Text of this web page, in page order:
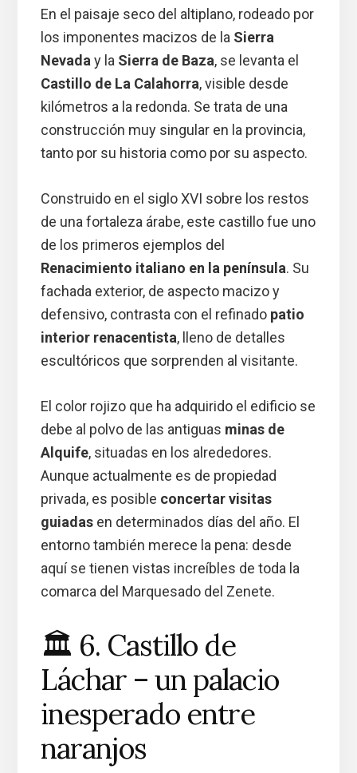
En el paisaje seco del altiplano, rodeado por
los imponentes macizos de la Sierra
Nevada y la Sierra de Baza, se levanta el
Castillo de La Calahorra, visible desde
kilómetros a la redonda. Se trata de una
construcción muy singular en la provincia,
tanto por su historia como por su aspecto.
Construido en el siglo XVI sobre los restos
de una fortaleza árabe, este castillo fue uno
de los primeros ejemplos del
Renacimiento italiano en la península. Su
fachada exterior, de aspecto macizo y
defensivo, contrasta con el refinado patio
interior renacentista, lleno de detalles
escultóricos que sorprenden al visitante.
El color rojizo que ha adquirido el edificio se
debe al polvo de las antiguas minas de
Alquife, situadas en los alrededores.
Aunque actualmente es de propiedad
privada, es posible concertar visitas
guiadasen determinados días del año. El
entorno también merece la pena: desde
aquí se tienen vistas increíbles de toda la
comarca del Marquesado del Zenete.
🏛️ 6. Castillo de
Láchar – un palacio
inesperado entre
naranjos